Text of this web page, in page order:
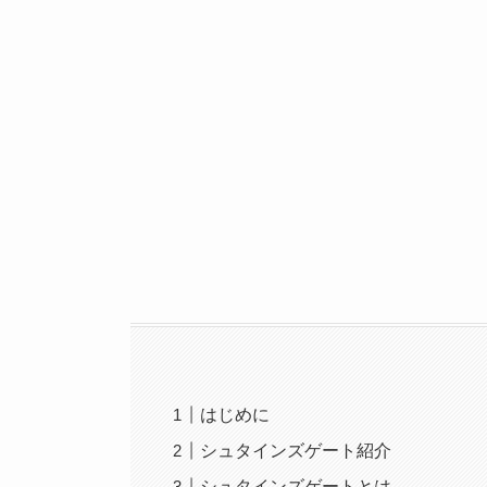
はじめに
シュタインズゲート紹介